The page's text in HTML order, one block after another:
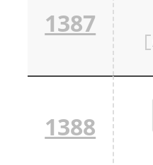
1387
1388